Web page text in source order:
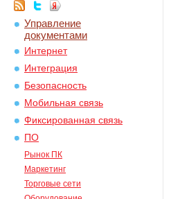
Управление
документами
Интернет
Интеграция
Безопасность
Мобильная связь
Фиксированная связь
ПО
Рынок ПК
Маркетинг
Торговые сети